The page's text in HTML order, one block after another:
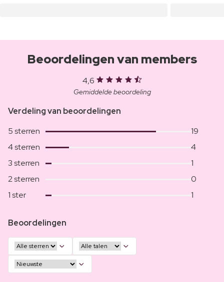
Beoordelingen van members
4,6
Gemiddelde beoordeling
Verdeling van beoordelingen
5 sterren
19
4 sterren
4
3 sterren
1
2 sterren
0
1 ster
1
Beoordelingen